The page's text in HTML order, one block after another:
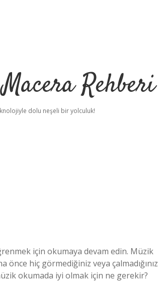
Rehberi
dolu neşeli bir yolculuk!
için okumaya devam edin. Müzik
önce hiç görmediğiniz veya çalmadığınız
okumada iyi olmak için ne gerekir?